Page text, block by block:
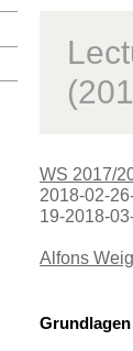
WS 2017/
2018-02-
19-2018-
Alfons Weig